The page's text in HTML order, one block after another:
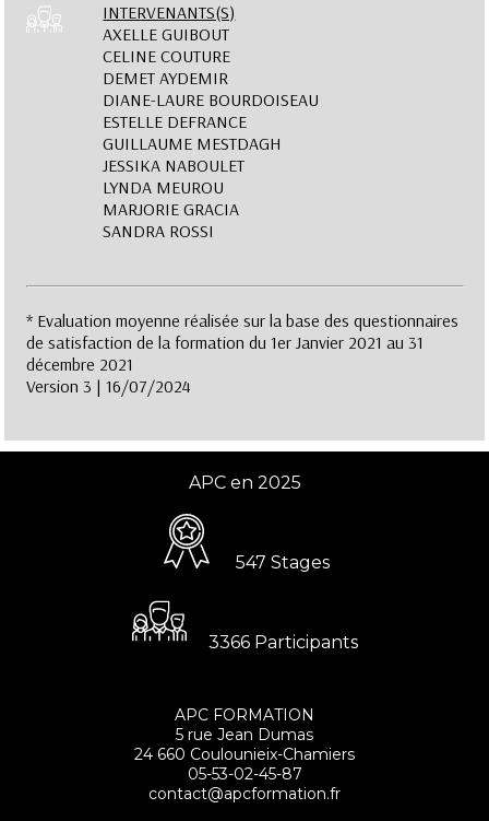
INTERVENANTS(S)
AXELLE GUIBOUT
CELINE COUTURE
DEMET AYDEMIR
DIANE-LAURE BOURDOISEAU
ESTELLE DEFRANCE
GUILLAUME MESTDAGH
JESSIKA NABOULET
LYNDA MEUROU
MARJORIE GRACIA
SANDRA ROSSI
* Evaluation moyenne réalisée sur la base des questionnaires
de satisfaction de la formation du 1er Janvier 2021 au 31
décembre 2021
Version 3 | 16/07/2024
APC en 2025
547 Stages
3366 Participants
APC FORMATION
5 rue Jean Dumas
24 660 Coulounieix-Chamiers
05-53-02-45-87
contact@apcformation.fr